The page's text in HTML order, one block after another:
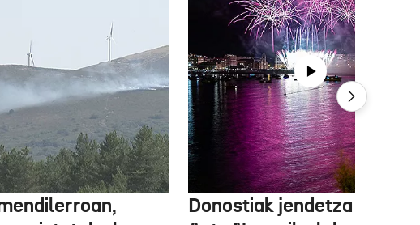
Donostiak jendetza hartu